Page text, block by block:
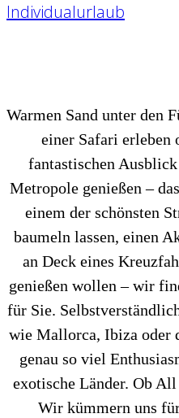
Individualurlaub
Warmen Sand unter den
einer Safari erleben
fantastischen
Metropole genießen –
einem der schönsten
baumeln lassen, einen
an Deck eines
genießen wollen – wir
für Sie.
wie Mallorca, Ibiza oder
genau so viel
exotische Länder. Ob
Wir kümmern uns